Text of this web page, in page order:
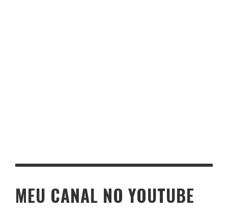
MEU CANAL NO YOUTUBE